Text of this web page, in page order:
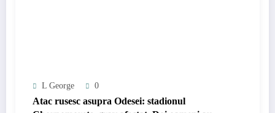
L George 0
Atac rusesc asupra Odesei: stadionul